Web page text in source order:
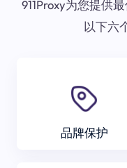
911Proxy为您提供
以下六
品牌保护